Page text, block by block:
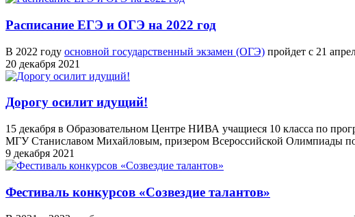
Расписание ЕГЭ и ОГЭ на 2022 год
В 2022 году основной государственный экзамен (ОГЭ) пройдет с 21
20 декабря 2021
Дорогу осилит идущий!
15 декабря в Образовательном Центре НИВА учащиеся 10 класса по
МГУ Станиславом Михайловым, призером Всероссийской Олимпиады по
9 декабря 2021
Фестиваль конкурсов «Созвездие талантов»